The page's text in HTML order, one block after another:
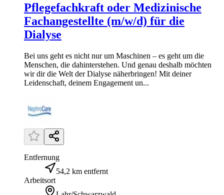
Pflegefachkraft oder Medizinische
Fachangestellte (m/w/d) für die
Dialyse
Bei uns geht es nicht nur um Maschinen – es geht um die
Menschen, die dahinterstehen. Und genau deshalb möchten
wir dir die Welt der Dialyse näherbringen! Mit deiner
Leidenschaft, deinem Engagement un...
Entfernung
54,2 km entfernt
Arbeitsort